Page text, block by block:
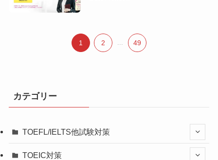
1 2 49
カテゴリー
TOEFL/IELTS他試験対策
TOEIC対策